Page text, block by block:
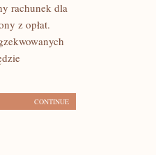
rachunek dla
z opłat.
CONTINUE